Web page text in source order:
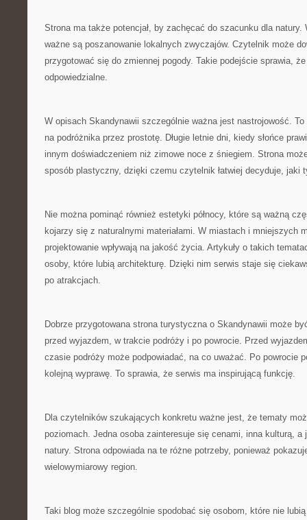
Strona ma także potencjał, by zachęcać do szacunku dla
ważne są poszanowanie lokalnych zwyczajów. Czytelnik może
przygotować się do zmiennej pogody. Takie podejście sprawia,
odpowiedzialne.
W opisach Skandynawii szczególnie ważna jest nastrojowość.
na podróżnika przez prostotę. Długie letnie dni, kiedy słońce
innym doświadczeniem niż zimowe noce z śniegiem. Strona
sposób plastyczny, dzięki czemu czytelnik łatwiej decyduje, jaki
Nie można pominąć również estetyki północy, które są ważną
kojarzy się z naturalnymi materiałami. W miastach i mniejszych
projektowanie wpływają na jakość życia. Artykuły o takich
osoby, które lubią architekturę. Dzięki nim serwis staje się
po atrakcjach.
Dobrze przygotowana strona turystyczna o Skandynawii może
przed wyjazdem, w trakcie podróży i po powrocie. Przed
czasie podróży może podpowiadać, na co uważać. Po powrocie
kolejną wyprawę. To sprawia, że serwis ma inspirującą funkcję.
Dla czytelników szukających konkretu ważne jest, że tematy
poziomach. Jedna osoba zainteresuje się cenami, inna kulturą,
natury. Strona odpowiada na te różne potrzeby, ponieważ
wielowymiarowy region.
Taki blog może szczególnie spodobać się osobom, które nie